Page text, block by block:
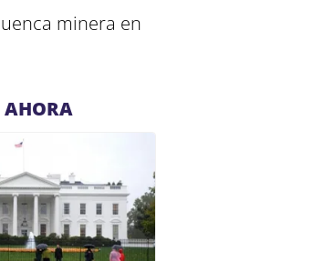
minera en
AHORA